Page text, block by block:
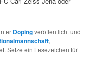
Dopingveröffentlicht und
,
Setze ein Lesezeichen für